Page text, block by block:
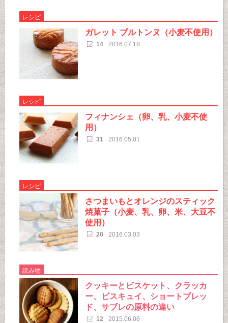
レシピ
ガレット ブルトンヌ（小麦不使用）
14 2016.07.18
レシピ
フィナンシェ（卵、乳、小麦不使
用）
31 2016.05.01
レシピ
さつまいもとオレンジのスティック
焼菓子（小麦、乳、卵、米、大豆不
使用）
20 2016.03.03
読み物
クッキーとビスケット、クラッカ
ー、ビスキュイ、ショートブレッ
ド、サブレの原料の違い
12 2015.06.06